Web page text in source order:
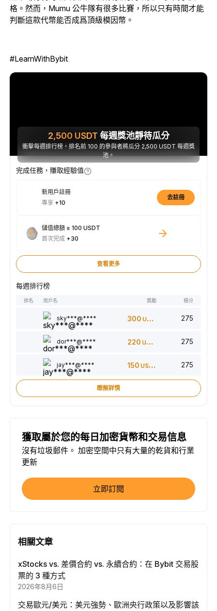
格。然而，Mumu 公牛隊有很多比賽，所以只有時間才能
判斷這款代幣能否成爲頂級模因幣。
#LearnWithBybit
2,500 USDT 每週獎池靜待瓜分
衝擊每週排行榜，排名前 100 的參與者將瓜分 2,500 USDT 每週獎
池。
完成任務，賺取經驗值
新用戶註冊
專享 +10
去註冊
儲值總額 ≥ 100 USDT
首次完成 +30
查看更多
每週排行榜
排名 用戶名 獎勵 積分
sky***@**** 300 USDT 275
dor***@**** 220 USDT 275
jay***@**** 150 USDT 275
瞭解詳情
獲取屬於您的每日加密貨幣和交易信息
沒有垃圾郵件。 加密空間中只有大量的乾貨和行業
更新
立即訂閱
相關文章
xStocks vs. 差價合約 vs. 永續合約：在 Bybit 交易股
票的 3 種方式
2026年8月6日
交易歐元/美元：美元強勢、歐洲央行政策以及影響該